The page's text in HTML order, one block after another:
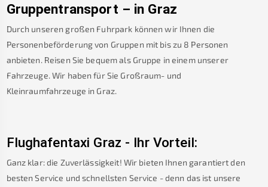
Gruppentransport – in Graz
Durch unseren großen Fuhrpark können wir Ihnen die
Personenbeförderung von Gruppen mit bis zu 8 Personen
anbieten. Reisen Sie bequem als Gruppe in einem unserer
Fahrzeuge. Wir haben für Sie Großraum- und
Kleinraumfahrzeuge in Graz.
Flughafentaxi Graz - Ihr Vorteil:
Ganz klar: die Zuverlässigkeit! Wir bieten Ihnen garantiert den
besten Service und schnellsten Service - denn das ist unsere